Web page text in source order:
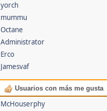
yorch
mummu
Octane
Administrator
Erco
Jamesvaf
Usuarios con más me gusta
McHouserphy